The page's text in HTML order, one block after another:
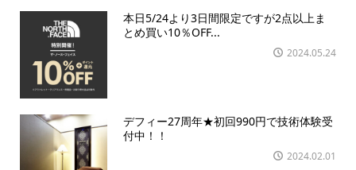
本日5/24より3日間限定ですが2点以上ま
とめ買い10％OFF...
2024.05.24
デフィー27周年★初回990円で技術体験受
付中！！
2024.02.01